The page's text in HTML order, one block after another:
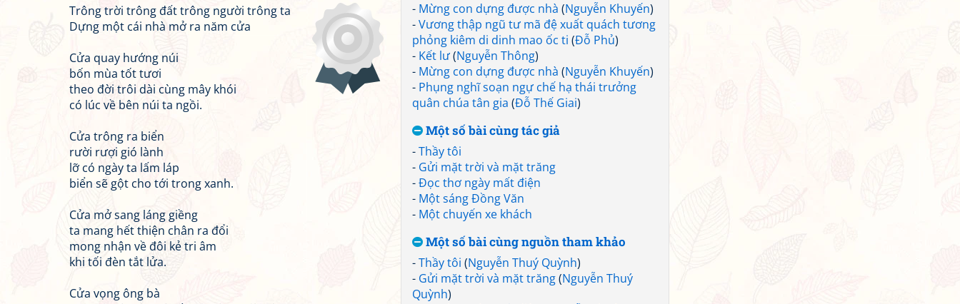
- Mừng con dựng được nhà (Nguyễn Khuyến)
-Vương thập ngũ tư mã đệ xuất quách tương
phỏng kiêm di dinh mao ốc ti (Đỗ Phủ)
- Kết lư(Nguyễn Thông)
- Mừng con dựng được nhà (Nguyễn Khuyến)
- Phụng nghĩ soạn ngự chế hạ thái trưởng
quân chúa tân gia (Đỗ Thế Giai)
Một số bài cùng tác giả
-Thầy tôi
- Gửi mặt trời và mặt trăng
-Đọc thơ ngày mất điện
- Một sáng Đồng Văn
- Một chuyến xe khách
Một số bài cùng nguồn tham khảo
-Thầy tôi (Nguyễn Thuý Quỳnh)
- Gửi mặt trời và mặt trăng(Nguyễn Thuý
Quỳnh)
Trông trời trông đất trông người trông ta
Dựng một cái nhà mở ra năm cửa
Cửa quay hướng núi
bốn mùa tốt tươi
theo đời trôi dài cùng mây khói
có lúc về bên núi ta ngồi.
Cửa trông ra biển
rười rượi gió lành
lỡ có ngày ta lấm láp
biển sẽ gột cho tới trong xanh.
Cửa mở sang láng giềng
ta mang hết thiện chân ra đổi
mong nhận về đôi kẻ tri âm
khi tối đèn tắt lửa.
Cửa vọng ông bà